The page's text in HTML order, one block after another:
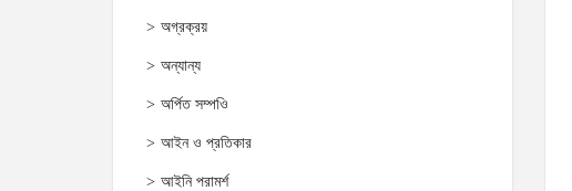
অগ্রক্রয়
অন্যান্য
অর্পিত সম্পওি
আইন ও প্রতিকার
আইনি পরামর্শ